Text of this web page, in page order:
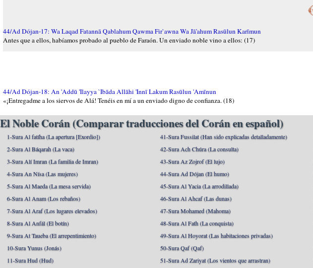
44/Ad Dójan-17: Wa Laqad Fatannā Qablahum Qawma Fir`awna Wa Jā'ahum Rasūlun Karīmun
Antes que a ellos, habíamos probado al pueblo de Faraón. Un enviado noble vino a ellos: (17)
44/Ad Dójan-18: An 'Addū 'Ilayya `Ibāda Allāhi 'Innī Lakum Rasūlun 'Amīnun
«¡Entregadme a los siervos de Alá! Tenéis en mí a un enviado digno de confianza. (18)
El Noble Corán (Comparar traducciones del Corán en español)
1-Sura Al fatíha (La apertura [Exordio])
2-Sura Al Báqarah (La vaca)
3-Sura Alí Imran (La familia de Imran)
4-Sura An Nísa (Las mujeres)
5-Sura Al Maeda (La mesa servida)
6-Sura Al Anam (Los rebaños)
7-Sura Al Araf (Los lugares elevados)
8-Sura Al Anfál (El botín)
9-Sura At Taueba (El arrepentimiento)
10-Sura Yunus (Jonás)
11-Sura Hud (Hud)
41-Sura Fussilat (Han sido explicadas detalladamente)
42-Sura Ach Chúra (La consulta)
43-Sura Az Zojrof (El lujo)
44-Sura Ad Dójan (El humo)
45-Sura Al Yacia (La arrodillada)
46-Sura Al Ahcaf (Las dunas)
47-Sura Mohamed (Mahoma)
48-Sura Al Fath (La conquista)
49-Sura Al Hoyorat (Las habitaciones privadas)
50-Sura Qaf (Qaf)
51-Sura Ad Zariyat (Los vientos que arrastran)